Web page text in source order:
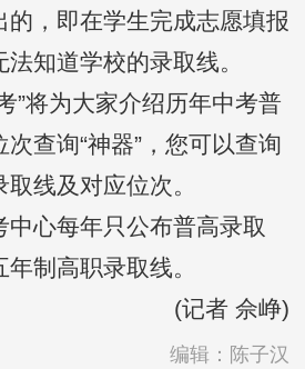
的，即在学生完成志愿填报
知道学校的录取线。
将为大家介绍历年中考普
查询“神器”，您可以查询
线及对应位次。
心每年只公布普高录取
制高职录取线。
(记者 佘峥)
编辑：陈子汉